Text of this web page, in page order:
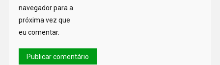
navegador para a
próxima vez que
eu comentar.